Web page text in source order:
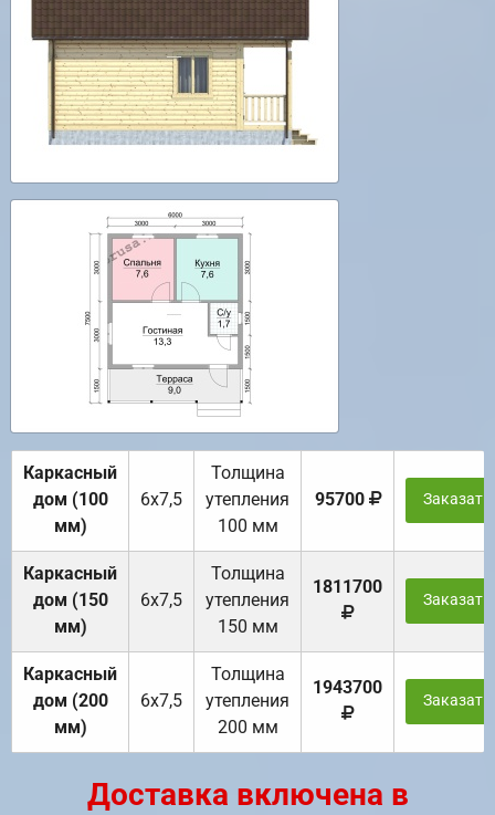
Каркасный
дом (100
мм)
6х7,5
Толщина
утепления
100 мм
95700 Заказать
Каркасный
дом (150
мм)
6х7,5
Толщина
утепления
150 мм
1811700
Заказать
Каркасный
дом (200
мм)
6х7,5
Толщина
утепления
200 мм
1943700
Заказать
Доставка включена в